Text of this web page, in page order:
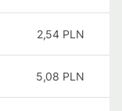
2,54 PLN
5,08 PLN